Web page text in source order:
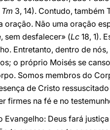
3, 14). Contudo, também
oração. Não uma oração
sem desfalecer» (Lc 18, 1).
Entretanto, dentro de
o próprio Moisés se
Somos membros do
de Cristo
firmes na fé e no
Evangelho: Deus fará